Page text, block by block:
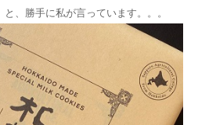
と、勝手に私が言っています。。。